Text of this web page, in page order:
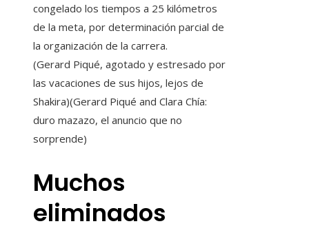
congelado los tiempos a 25 kilómetros
de la meta, por determinación parcial de
la organización de la carrera.
(Gerard Piqué, agotado y estresado por
las vacaciones de sus hijos, lejos de
Shakira)(Gerard Piqué and Clara Chía:
duro mazazo, el anuncio que no
sorprende)
Muchos
eliminados